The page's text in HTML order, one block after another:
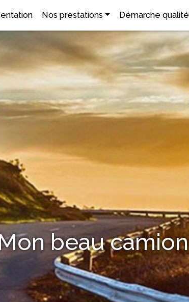
Nos prestations Démarche qualité
beau camion